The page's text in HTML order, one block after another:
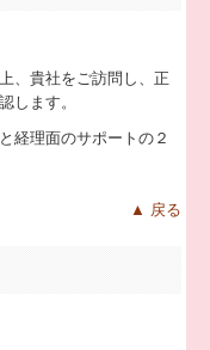
、貴社をご訪問し、正
します。
経理面のサポートの２
▲ 戻る